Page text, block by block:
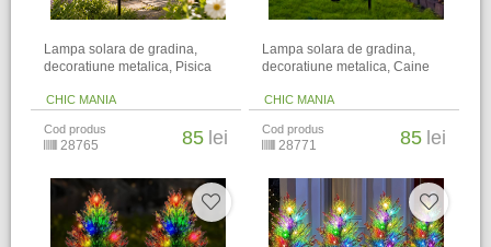
Lampa solara de gradina,
decoratiune metalica, Pisica
CHIC MANIA
Cod produs
28765 85 lei
Lampa solara de gradina,
decoratiune metalica, Caine
CHIC MANIA
Cod produs
28771 85 lei